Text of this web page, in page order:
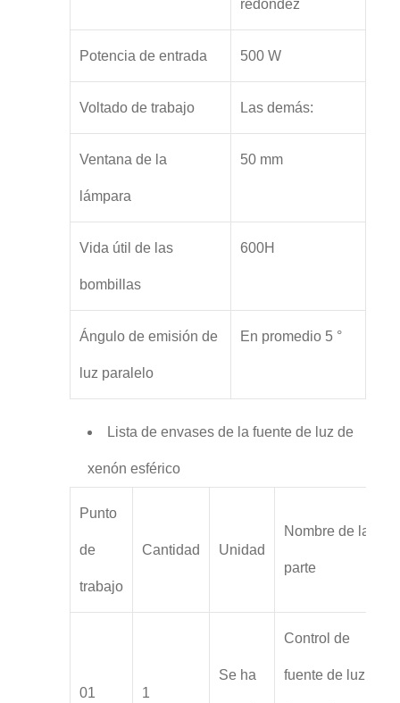
redondez
Potencia de entrada 500 W
Voltado de trabajo Las demás:
Ventana de la
lámpara
50 mm
Vida útil de las
bombillas
600H
Ángulo de emisión de
luz paralelo
En promedio 5 °
Lista de envases de la fuente de luz de
xenón esférico
Punto
de
trabajo
Cantidad Unidad
Nombre de la
parte
01 1
Se ha
Control de
fuente de luz